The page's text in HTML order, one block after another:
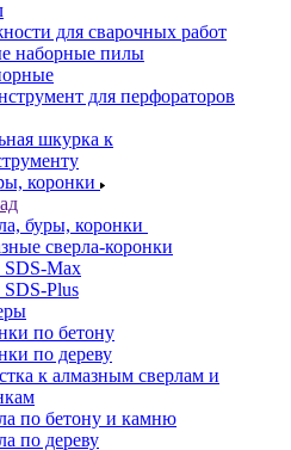
для сварочных работ
наборные пилы
для перфораторов
шкурка к
коронки
буры, коронки
сверла-коронки
Max
Plus
по бетону
по дереву
к алмазным сверлам и
по бетону и камню
по дереву